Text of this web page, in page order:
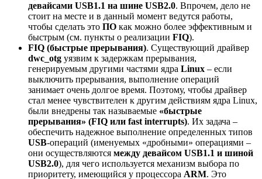
девайсами USB1.1 на шине USB2.0. Впрочем, дело не
стоит на месте и в данный момент ведутся работы,
чтобы сделать это ПО как можно более эффективным и
быстрым (см. пункты о реализации FIQ).
FIQ (быстрые прерывания). Существующий драйвер
dwc_otg уязвим к задержкам прерывания,
генерируемым другими частями ядра Linux – если
выключить прерывания, выполнение операций
занимает очень долгое время. Поэтому, чтобы драйвер
стал менее чувствителен к другим действиям ядра Linux,
были внедрены так называемые «быстрые
прерывания» (FIQ или fast interrupts). Их задача –
обеспечить надежное выполнение определенных типов
USB-операций (именуемых «дробными» операциями –
они осуществляются между девайсом USB1.1 и шиной
USB2.0), для чего используется механизм выбора по
приоритету, имеющийся у процессора ARM. Это